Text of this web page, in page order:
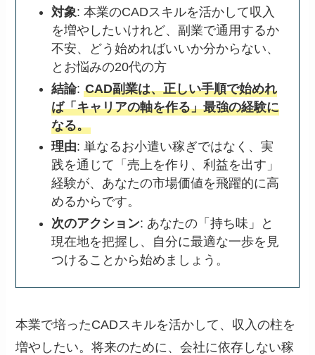
対象: 本業のCADスキルを活かして収入
を増やしたいけれど、副業で通用するか
不安、どう始めればいいか分からない、
とお悩みの20代の方
結論: CAD副業は、正しい手順で始めれ
ば「キャリアの軸を作る」最強の経験に
なる。
理由: 単なるお小遣い稼ぎではなく、実
践を通じて「売上を作り、利益を出す」
経験が、あなたの市場価値を飛躍的に高
めるからです。
次のアクション: あなたの「持ち味」と
現在地を把握し、自分に最適な一歩を見
つけることから始めましょう。
本業で培ったCADスキルを活かして、収入の柱を
増やしたい。将来のために、会社に依存しない稼